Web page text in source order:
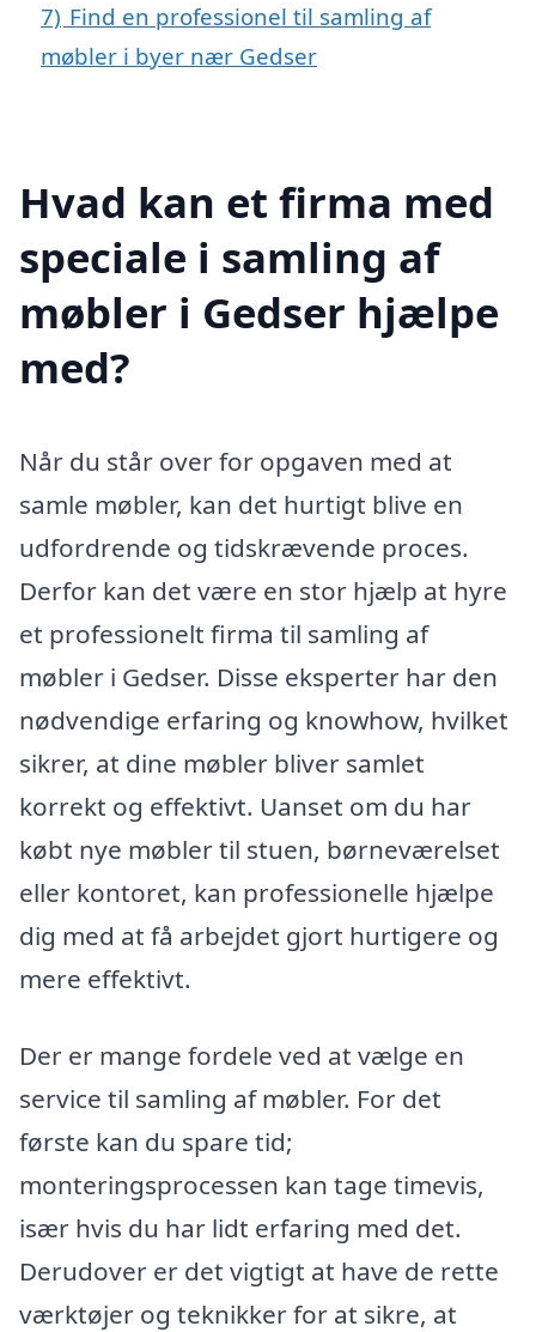
7) Find en professionel til samling af
møbler i byer nær Gedser
Hvad kan et firma med
speciale i samling af
møbler i Gedser hjælpe
med?
Når du står over for opgaven med at
samle møbler, kan det hurtigt blive en
udfordrende og tidskrævende proces.
Derfor kan det være en stor hjælp at hyre
et professionelt firma til samling af
møbler i Gedser. Disse eksperter har den
nødvendige erfaring og knowhow, hvilket
sikrer, at dine møbler bliver samlet
korrekt og effektivt. Uanset om du har
købt nye møbler til stuen, børneværelset
eller kontoret, kan professionelle hjælpe
dig med at få arbejdet gjort hurtigere og
mere effektivt.
Der er mange fordele ved at vælge en
service til samling af møbler. For det
første kan du spare tid;
monteringsprocessen kan tage timevis,
især hvis du har lidt erfaring med det.
Derudover er det vigtigt at have de rette
værktøjer og teknikker for at sikre, at